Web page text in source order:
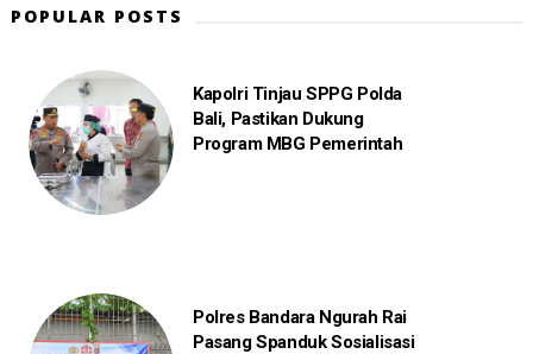
POPULAR POSTS
Kapolri Tinjau SPPG Polda
Bali, Pastikan Dukung
Program MBG Pemerintah
Polres Bandara Ngurah Rai
Pasang Spanduk Sosialisasi